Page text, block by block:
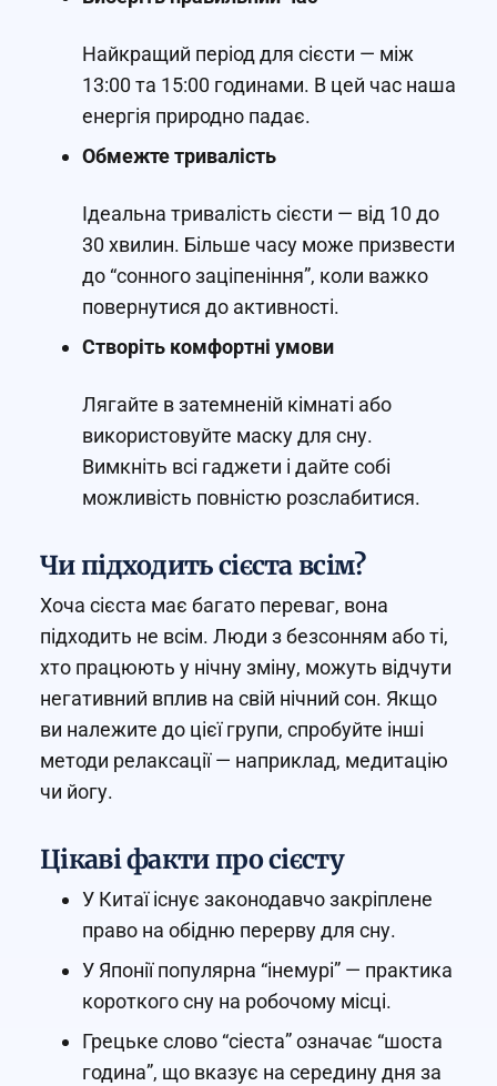
Найкращий період для сієсти — між
13:00 та 15:00 годинами. В цей час наша
енергія природно падає.
Обмежте тривалість
Ідеальна тривалість сієсти — від 10 до
30 хвилин. Більше часу може призвести
до “сонного заціпеніння”, коли важко
повернутися до активності.
Створіть комфортні умови
Лягайте в затемненій кімнаті або
використовуйте маску для сну.
Вимкніть всі гаджети і дайте собі
можливість повністю розслабитися.
Чи підходить сієста всім?
Хоча сієста має багато переваг, вона
підходить не всім. Люди з безсонням або ті,
хто працюють у нічну зміну, можуть відчути
негативний вплив на свій нічний сон. Якщо
ви належите до цієї групи, спробуйте інші
методи релаксації — наприклад, медитацію
чи йогу.
Цікаві факти про сієсту
У Китаї існує законодавчо закріплене
право на обідню перерву для сну.
У Японії популярна “інемурі” — практика
короткого сну на робочому місці.
Грецьке слово “сіеста” означає “шоста
година”, що вказує на середину дня за